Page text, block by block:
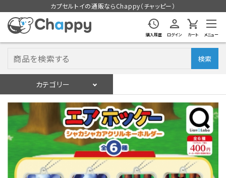
カプセルトイの通販ならChappy（チャッピー）
購入履歴 ログイン カート メニュー
検索
カテゴリー
ログイン 会員登録
入荷スケジュールをチェック
カプセルトイマシン本体